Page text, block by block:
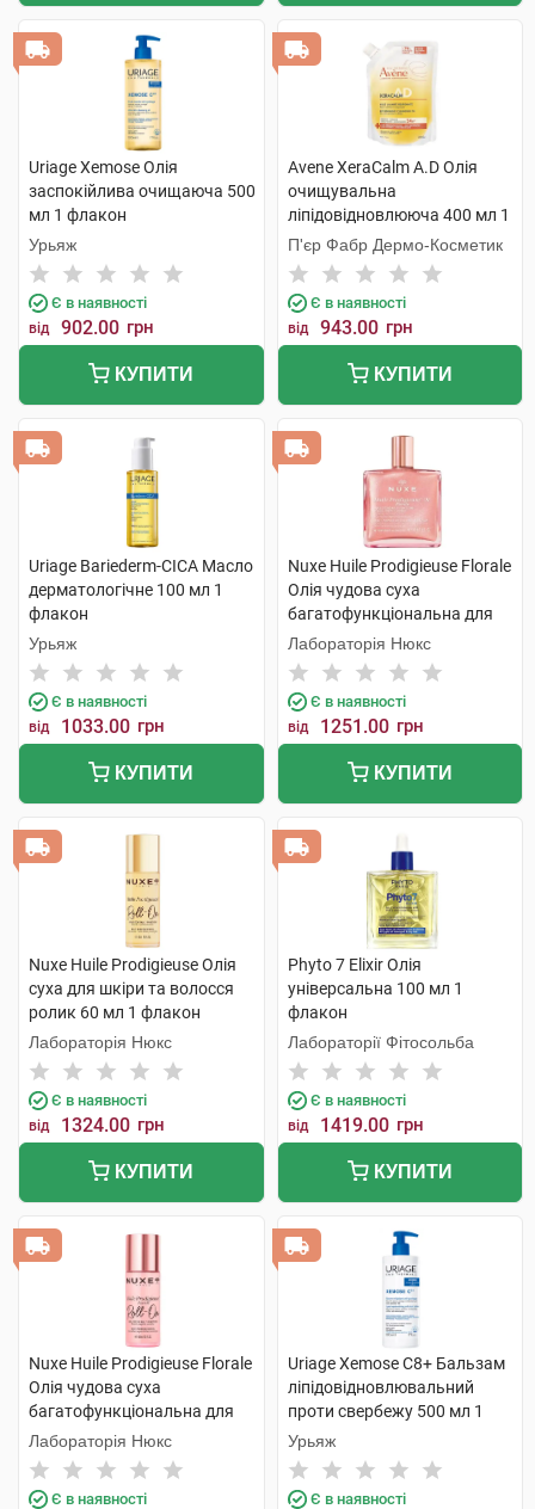
Uriage Xemose Олія
заспокійлива очищаюча 500
мл 1 флакон
Урьяж
Є в наявності
від 902.00 грн
КУПИТИ
Avene XeraCalm A.D Олія
очищувальна
ліпідовідновлююча 400 мл 1
пауч
П'єр Фабр Дермо-Косметик
Є в наявності
від 943.00 грн
КУПИТИ
Uriage Bariederm-CICA Масло
дерматологічне 100 мл 1
флакон
Урьяж
Є в наявності
від 1033.00 грн
КУПИТИ
Nuxe Huile Prodigieuse Florale
Олія чудова суха
багатофункціональна для
обличчя,тіла та волосся 50
мл 1 флакон
Лабораторія Нюкс
Є в наявності
від 1251.00 грн
КУПИТИ
Nuxe Huile Prodigieuse Олія
суха для шкіри та волосся
ролик 60 мл 1 флакон
Лабораторія Нюкс
Є в наявності
від 1324.00 грн
КУПИТИ
Phyto 7 Elixir Олія
універсальна 100 мл 1
флакон
Лабораторії Фітосольба
Є в наявності
від 1419.00 грн
КУПИТИ
Nuxe Huile Prodigieuse Florale
Олія чудова суха
багатофункціональна для
обличчя,тіла та волосся
ролик 60 мл 1 флакон
Лабораторія Нюкс
Є в наявності
Uriage Xemose C8+ Бальзам
ліпідовідновлювальний
проти свербежу 500 мл 1
флакон
Урьяж
Є в наявності